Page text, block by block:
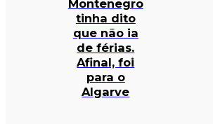
Montenegro
tinha dito
que não ia
de férias.
Afinal, foi
para o
Algarve